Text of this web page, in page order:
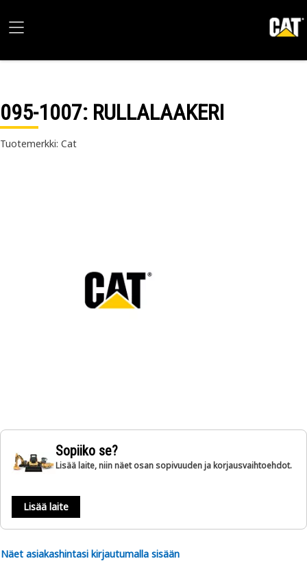
095-1007: RULLALAAKERI
Tuotemerkki: Cat
Sopiiko se?
Lisää laite, niin näet osan sopivuuden ja korjausvaihtoehdot.
Lisää laite
Näet asiakashintasi kirjautumalla sisään